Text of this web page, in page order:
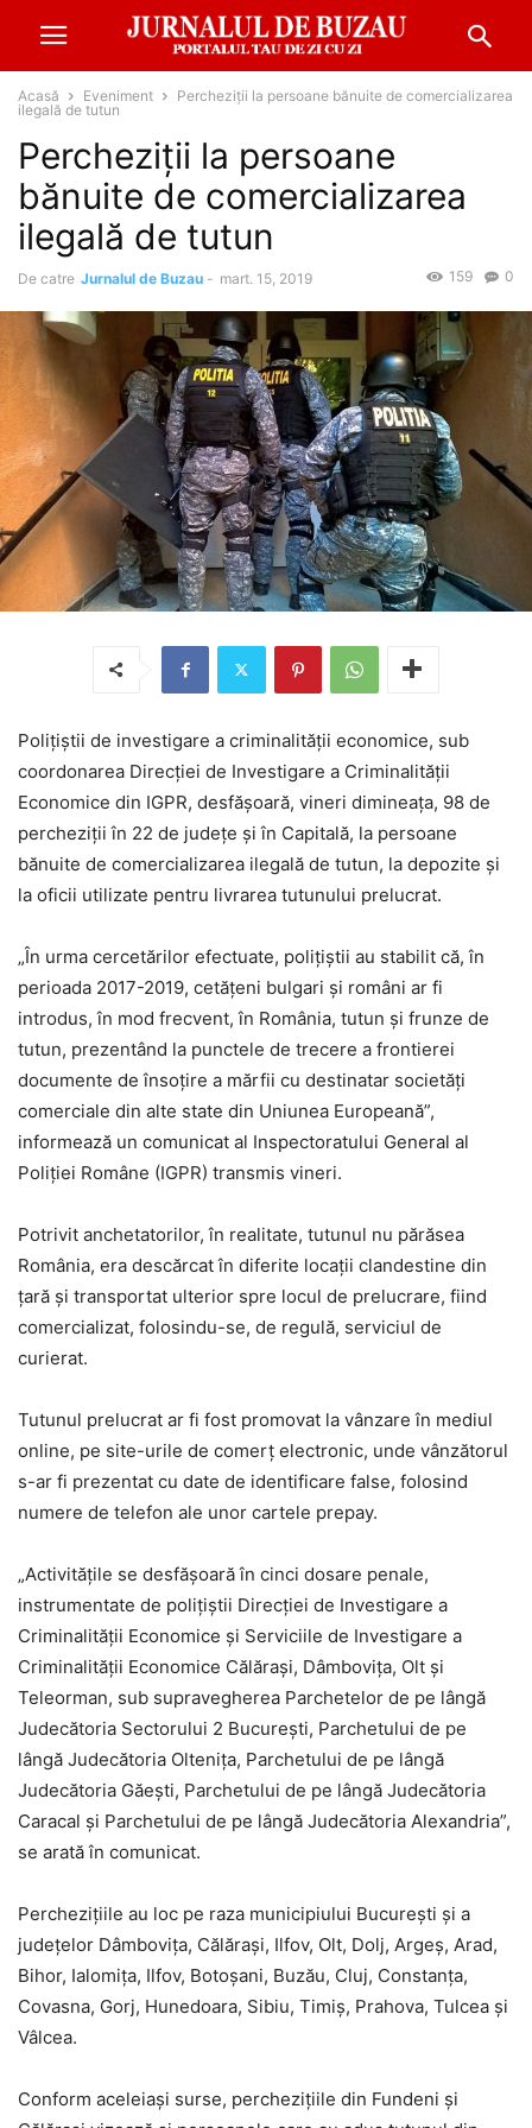
Acasă Eveniment
Percheziții la persoane bănuite de comercializarea
ilegală de tutun
Percheziții la persoane
bănuite de comercializarea
ilegală de tutun
De catre Jurnalul de Buzau - mart. 15, 2019 0
159
Poliţiştii de investigare a criminalităţii economice, sub
coordonarea Direcţiei de Investigare a Criminalităţii
Economice din IGPR, desfăşoară, vineri dimineaţa, 98 de
percheziţii în 22 de judeţe şi în Capitală, la persoane
bănuite de comercializarea ilegală de tutun, la depozite şi
la oficii utilizate pentru livrarea tutunului prelucrat.
„În urma cercetărilor efectuate, poliţiştii au stabilit că, în
perioada 2017-2019, cetăţeni bulgari şi români ar fi
introdus, în mod frecvent, în România, tutun şi frunze de
tutun, prezentând la punctele de trecere a frontierei
documente de însoţire a mărfii cu destinatar societăţi
comerciale din alte state din Uniunea Europeană”,
informează un comunicat al Inspectoratului General al
Poliţiei Române (IGPR) transmis vineri.
Potrivit anchetatorilor, în realitate, tutunul nu părăsea
România, era descărcat în diferite locaţii clandestine din
ţară şi transportat ulterior spre locul de prelucrare, fiind
comercializat, folosindu-se, de regulă, serviciul de
curierat.
Tutunul prelucrat ar fi fost promovat la vânzare în mediul
online, pe site-urile de comerţ electronic, unde vânzătorul
s-ar fi prezentat cu date de identificare false, folosind
numere de telefon ale unor cartele prepay.
„Activităţile se desfăşoară în cinci dosare penale,
instrumentate de poliţiştii Direcţiei de Investigare a
Criminalităţii Economice şi Serviciile de Investigare a
Criminalităţii Economice Călăraşi, Dâmboviţa, Olt şi
Teleorman, sub supravegherea Parchetelor de pe lângă
Judecătoria Sectorului 2 Bucureşti, Parchetului de pe
lângă Judecătoria Olteniţa, Parchetului de pe lângă
Judecătoria Găeşti, Parchetului de pe lângă Judecătoria
Caracal şi Parchetului de pe lângă Judecătoria Alexandria”,
se arată în comunicat.
Percheziţiile au loc pe raza municipiului Bucureşti şi a
judeţelor Dâmboviţa, Călăraşi, Ilfov, Olt, Dolj, Argeş, Arad,
Bihor, Ialomiţa, Ilfov, Botoşani, Buzău, Cluj, Constanţa,
Covasna, Gorj, Hunedoara, Sibiu, Timiş, Prahova, Tulcea şi
Vâlcea.
Conform aceleiaşi surse, percheziţiile din Fundeni şi